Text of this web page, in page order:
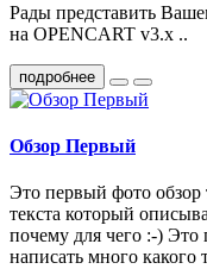
Рады представить
на OPENCART v3.x ..
подробнее
Обзор Первый
Это первый фото обзор
текста который
почему для чего :-)
написать много какого